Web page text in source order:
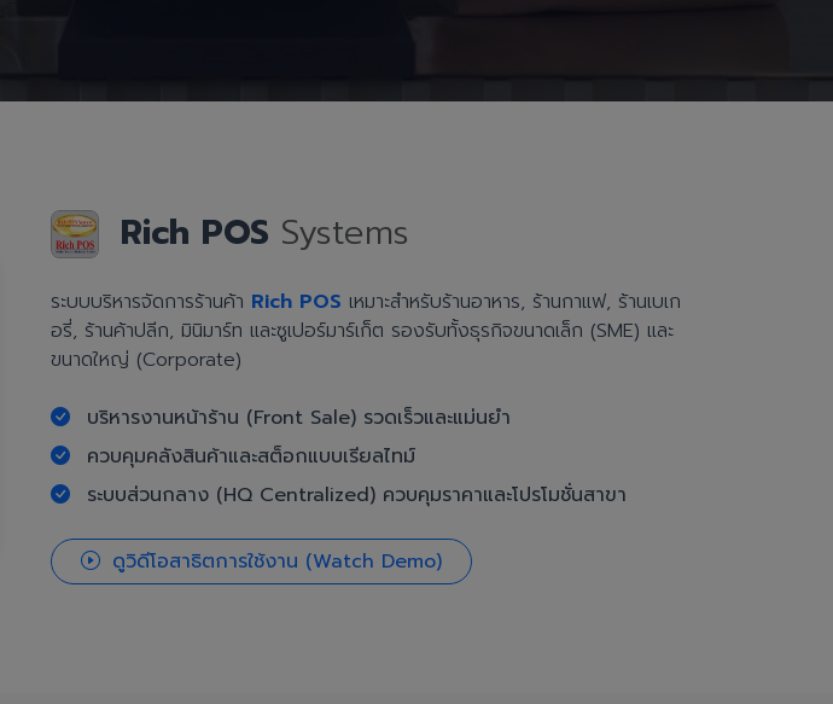
Rich POS Systems
ระบบบริหารจัดการร้านค้า Rich POS เหมาะสำหรับร้านอาหาร, ร้านกาแฟ, ร้านเบเก
อรี่, ร้านค้าปลีก, มินิมาร์ท และซูเปอร์มาร์เก็ต รองรับทั้งธุรกิจขนาดเล็ก (SME) และ
ขนาดใหญ่ (Corporate)
บริหารงานหน้าร้าน (Front Sale) รวดเร็วและแม่นยำ
ควบคุมคลังสินค้าและสต็อกแบบเรียลไทม์
ระบบส่วนกลาง (HQ Centralized) ควบคุมราคาและโปรโมชั่นสาขา
ดูวิดีโอสาธิตการใช้งาน (Watch Demo)